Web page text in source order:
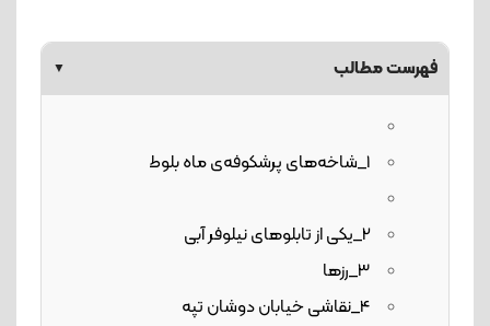
فهرست مطالب ▼
1_شاخه‌های پرشکوفه‌ی ماه بلوط
2_یکی از تابلوهای نیلوفر آبی
3_رزها
4_نقاشی خیابان دوشان تپه